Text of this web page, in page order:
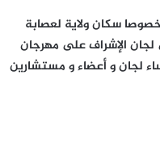
سكان ولاية لعصابة
الإشراف على مهرجان
لجان و أعضاء و مستشارين